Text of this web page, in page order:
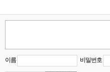
이름 비밀번호